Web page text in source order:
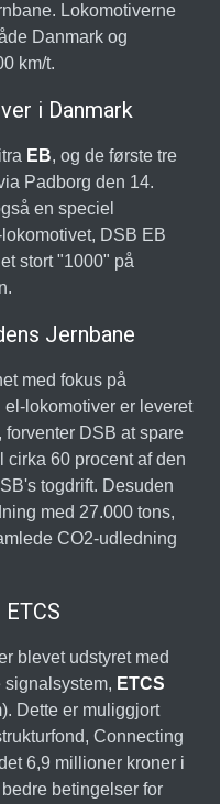
Lokomotiverne
Danmark og
km/t.
i Danmark
EB, og de første tre
Padborg den 14.
en speciel
DSB EB
stort "1000" på
Jernbane
med fokus på
lokomotiver er leveret
DSB at spare
cirka 60 procent af den
togdrift. Desuden
med 27.000 tons,
CO2-udledning
blevet udstyret med
ETCS
Dette er muliggjort
Connecting
6,9 millioner kroner i
betingelser for